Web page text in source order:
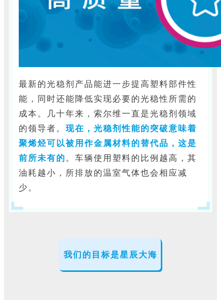
最新的光稳剂产品能进一步提高塑料部件性
能，同时还能降低实现必要的光稳性所需的
成本。几十年来，索尔维一直是光稳剂领域
的领导者。 现在，光稳剂性能的突破意味着
聚烯烃可以被用作金属材料的替代品，这是
前所未有的。车辆使用塑料的比例越高，其
油耗越小，所排放的温室气体也会相应减
少。
我们的目标是星辰大海